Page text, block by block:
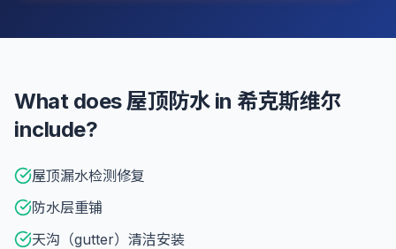
What does 屋顶防水 in 希克斯维尔
include?
屋顶漏水检测修复
防水层重铺
天沟（gutter）清洁安装